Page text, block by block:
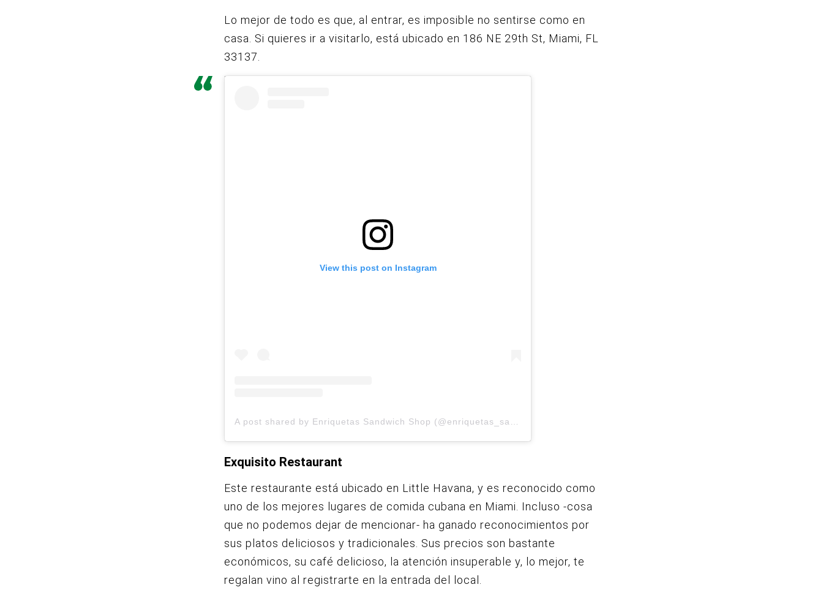
Lo mejor de todo es que, al entrar, es imposible no sentirse como en
casa. Si quieres ir a visitarlo, está ubicado en 186 NE 29th St, Miami, FL
33137.
View this post on Instagram
Exquisito Restaurant
Este restaurante está ubicado en Little Havana, y es reconocido como
uno de los mejores lugares de comida cubana en Miami. Incluso -cosa
que no podemos dejar de mencionar- ha ganado reconocimientos por
sus platos deliciosos y tradicionales. Sus precios son bastante
económicos, su café delicioso, la atención insuperable y, lo mejor, te
regalan vino al registrarte en la entrada del local.